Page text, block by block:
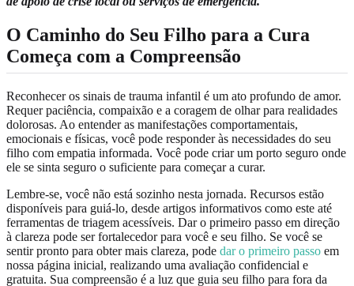
O Caminho do Seu Filho para a Cura
Começa com a Compreensão
Reconhecer os sinais de trauma infantil é um ato profundo de amor.
Requer paciência, compaixão e a coragem de olhar para realidades
dolorosas. Ao entender as manifestações comportamentais,
emocionais e físicas, você pode responder às necessidades do seu
filho com empatia informada. Você pode criar um porto seguro onde
ele se sinta seguro o suficiente para começar a curar.
Lembre-se, você não está sozinho nesta jornada. Recursos estão
disponíveis para guiá-lo, desde artigos informativos como este até
ferramentas de triagem acessíveis. Dar o primeiro passo em direção
à clareza pode ser fortalecedor para você e seu filho. Se você se
sentir pronto para obter mais clareza, pode dar o primeiro passo em
nossa página inicial, realizando uma avaliação confidencial e
gratuita. Sua compreensão é a luz que guia seu filho para fora da